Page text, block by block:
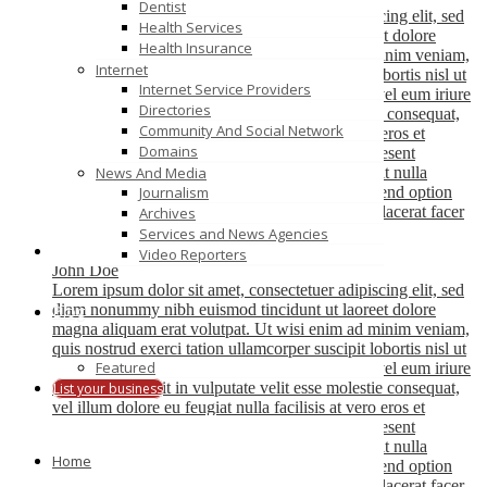
Dentist
Health Services
Health Insurance
Internet
Internet Service Providers
Directories
Community And Social Network
Domains
News And Media
Journalism
Archives
Services and News Agencies
Video Reporters
Blog
Featured
List your business
Home
Lorem ipsum dolor sit amet, consectetuer adipiscing elit, sed
diam nonummy nibh euismod tincidunt ut laoreet dolore
magna aliquam erat volutpat. Ut wisi enim ad minim veniam,
quis nostrud exerci tation ullamcorper suscipit lobortis nisl ut
aliquip ex ea commodo consequat. Duis autem vel eum iriure
dolor in hendrerit in vulputate velit esse molestie consequat,
vel illum dolore eu feugiat nulla facilisis at vero eros et
accumsan et iusto odio dignissim qui blandit praesent
luptatum zzril delenit augue duis dolore te feugait nulla
facilisi. Nam liber tempor cum soluta nobis eleifend option
congue nihil imperdiet doming id quod mazim placerat facer
possim assum.
John Doe
Lorem ipsum dolor sit amet, consectetuer adipiscing elit, sed
diam nonummy nibh euismod tincidunt ut laoreet dolore
magna aliquam erat volutpat. Ut wisi enim ad minim veniam,
quis nostrud exerci tation ullamcorper suscipit lobortis nisl ut
aliquip ex ea commodo consequat. Duis autem vel eum iriure
dolor in hendrerit in vulputate velit esse molestie consequat,
vel illum dolore eu feugiat nulla facilisis at vero eros et
accumsan et iusto odio dignissim qui blandit praesent
luptatum zzril delenit augue duis dolore te feugait nulla
facilisi. Nam liber tempor cum soluta nobis eleifend option